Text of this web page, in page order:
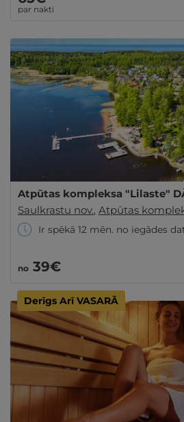
par nakti
Atpūtas kompleksa "Lilaste"
Saulkrastu nov., Atpūtas
Ir spēkā 12 mēn. no iegādes
no 39€
Derīgs Arī VASARĀ